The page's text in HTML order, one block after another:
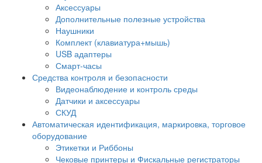
Аксессуары
Дополнительные полезные устройства
Наушники
Комплект (клавиатура+мышь)
USB адаптеры
Смарт-часы
Средства контроля и безопасности
Видеонаблюдение и контроль среды
Датчики и аксессуары
СКУД
Автоматическая идентификация, маркировка, торговое
оборудование
Этикетки и Риббоны
Чековые принтеры и Фискальные регистраторы